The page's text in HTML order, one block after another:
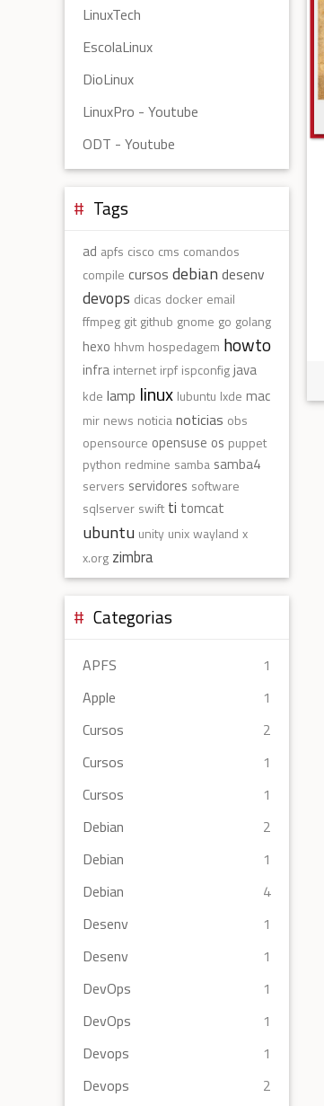
LinuxTech
EscolaLinux
DioLinux
LinuxPro - Youtube
ODT - Youtube
Tags
ad apfs cisco cms comandos
compile cursos debian desenv
devops dicas docker email
ffmpeg git github gnome go golang
hexo hhvm hospedagem howto
infra internet irpf ispconfigjava
kde lamp linux lubuntu lxde mac
mir news noticianoticias obs
opensource opensuse os puppet
python redmine samba samba4
servers servidores software
sqlserver swift ti tomcat
ubuntu unity unixwayland x
x.org zimbra
Categorias
APFS
1
Apple
1
Cursos
2
Cursos
1
Cursos
1
Debian
2
Debian
1
Debian
4
Desenv
1
Desenv
1
DevOps
1
DevOps
1
Devops
1
Devops
2